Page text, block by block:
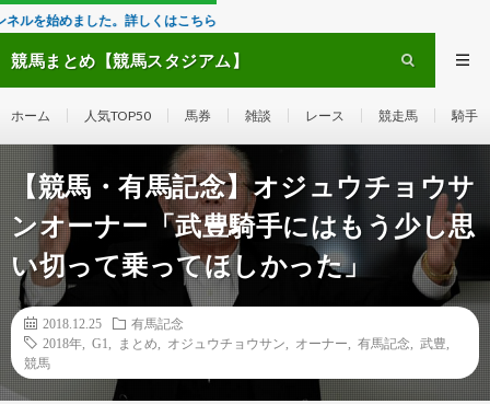
た。詳しくはこちら
競馬まとめ【競馬スタジアム】
ホーム 人気TOP50 馬券 雑談 レース 競走馬 騎手
【競馬・有馬記念】オジュウチョウサ
ンオーナー「武豊騎手にはもう少し思
い切って乗ってほしかった」
2018.12.25
有馬記念
2018年
G1 まとめ オジュウチョウサン オーナー 有馬記念 武豊
競馬